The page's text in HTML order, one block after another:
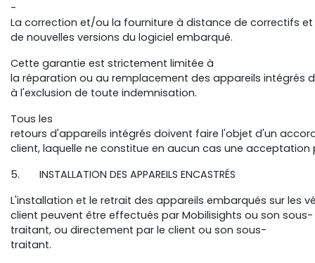
-
La correction et/ou la fourniture à distance de correctifs et
de nouvelles versions du logiciel embarqué.
Cette garantie est strictement limitée à
la réparation ou au remplacement des appareils intégrés
à l'exclusion de toute indemnisation.
Tous les
retours d'appareils intégrés doivent faire l'objet d'un
client, laquelle ne constitue en aucun cas une
5. INSTALLATION DES APPAREILS ENCASTRÉS
L'installation et le retrait des appareils embarqués sur les
client peuvent être effectués par Mobilisights ou son sous-
traitant, ou directement par le client ou son sous-
traitant.